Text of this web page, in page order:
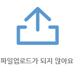
파일업로드가 되지 않아요